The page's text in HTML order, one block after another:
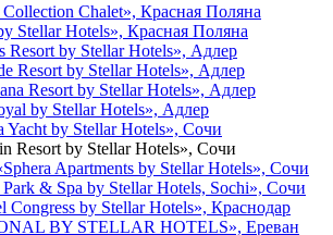
Chalet», Красная Поляна
Stellar Hotels», Красная Поляна
Resort by Stellar Hotels», Адлер
Resort by Stellar Hotels», Адлер
Resort by Stellar Hotels», Адлер
by Stellar Hotels», Адлер
Yacht by Stellar Hotels», Сочи
Resort by Stellar Hotels», Сочи
Apartments by Stellar Hotels», Сочи
& Spa by Stellar Hotels, Sochi», Сочи
Congress by Stellar Hotels», Краснодар
BY STELLAR HOTELS», Ереван